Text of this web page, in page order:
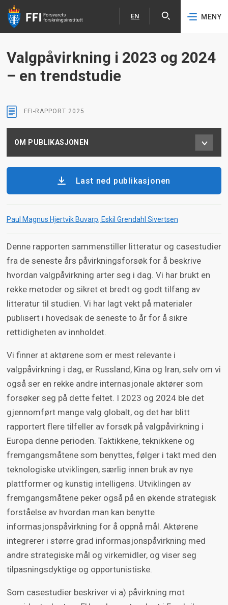
Hopp til hovedinnhold
EN
English MENY
Valgpåvirkning i 2023 og 2024
– en trendstudie
FFI-RAPPORT 2025
OM PUBLIKASJONEN
Last ned publikasjonen
Paul Magnus Hjertvik Buvarp Eskil Grendahl Sivertsen
Denne rapporten sammenstiller litteratur og casestudier
fra de seneste års påvirkningsforsøk for å beskrive
hvordan valgpåvirkning arter seg i dag. Vi har brukt en
rekke metoder og sikret et bredt og godt tilfang av
litteratur til studien. Vi har lagt vekt på materialer
publisert i hovedsak de seneste to år for å sikre
rettidigheten av innholdet.
Vi finner at aktørene som er mest relevante i
valgpåvirkning i dag, er Russland, Kina og Iran, selv om vi
også ser en rekke andre internasjonale aktører som
forsøker seg på dette feltet. I 2023 og 2024 ble det
gjennomført mange valg globalt, og det har blitt
rapportert flere tilfeller av forsøk på valgpåvirkning i
Europa denne perioden. Taktikkene, teknikkene og
fremgangsmåtene som benyttes, følger i takt med den
teknologiske utviklingen, særlig innen bruk av nye
plattformer og kunstig intelligens. Utviklingen av
fremgangsmåtene peker også på en økende strategisk
forståelse av hvordan man kan benytte
informasjonspåvirkning for å oppnå mål. Aktørene
integrerer i større grad informasjonspåvirkning med
andre strategiske mål og virkemidler, og viser seg
tilpasningsdyktige og opportunistiske.
Som casestudier beskriver vi a) påvirkning mot